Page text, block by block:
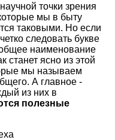
точки зрения
мы в быту
таковыми. Но если
следовать букве
наименование
станет ясно из этой
мы называем
А главное -
из них в
полезные